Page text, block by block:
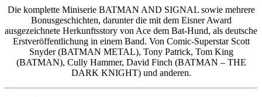
Die komplette Miniserie BATMAN AND SIGNAL sowie mehrere
Bonusgeschichten, darunter die mit dem Eisner Award
ausgezeichnete Herkunftsstory von Ace dem Bat-Hund, als deutsche
Erstveröffentlichung in einem Band. Von Comic-Superstar Scott
Snyder (BATMAN METAL), Tony Patrick, Tom King
(BATMAN), Cully Hammer, David Finch (BATMAN – THE
DARK KNIGHT) und anderen.